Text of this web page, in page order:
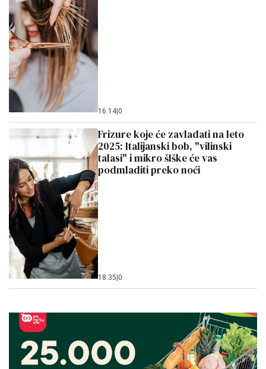
16:14 0
Frizure koje će zavladati na leto
2025: Italijanski bob, "vilinski
talasi" i mikro šIške će vas
podmladiti preko noći
18:35 0